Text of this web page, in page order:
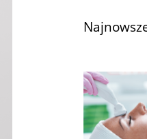
e
b
o
k
-
f
t
r